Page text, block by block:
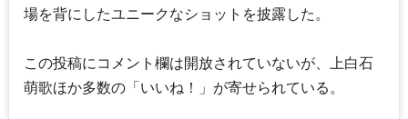
場を背にしたユニークなショットを披露した。
この投稿にコメント欄は開放されていないが、上白石
萌歌ほか多数の「いいね！」が寄せられている。